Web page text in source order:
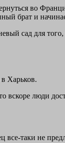
во
брат и
сад для
Харьков.
вскоре люди
все-таки не